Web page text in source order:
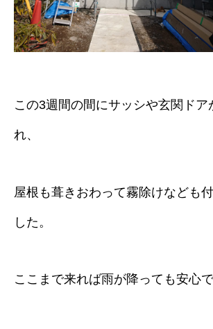
この3週間の間にサッシや玄関ドア
れ、
屋根も葺きおわって霧除けなども
した。
ここまで来れば雨が降っても安心で